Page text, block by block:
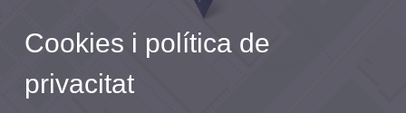
Cookies i política de
privacitat